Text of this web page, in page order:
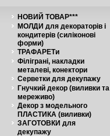
НОВИЙ ТОВАР***
МОЛДИ для декораторів і
кондитерів (силіконові
форми)
ТРАФАРЕТи
Філіграні, накладки
металеві, конектори
Серветки для декупажу
Гнучкий декор (виливки та
мереживо)
Декор з модельного
ПЛАСТИКА (виливки)
ЗАГОТОВКИ для
декупажу